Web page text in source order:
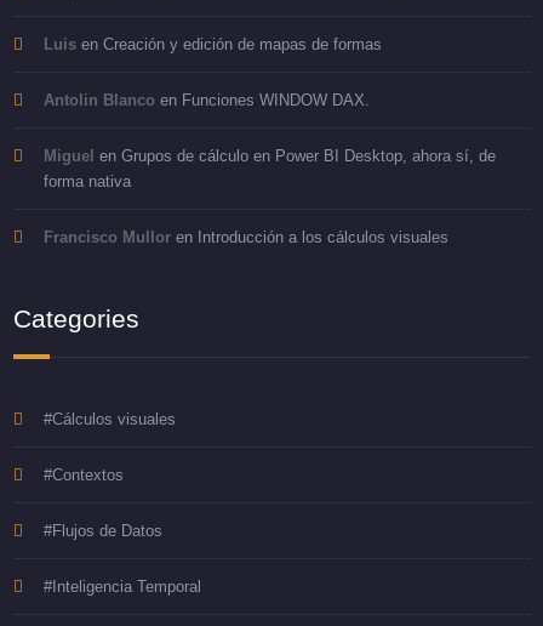
Luisen Creación y edición de mapas de formas
Antolin Blancoen Funciones WINDOW DAX.
Miguel en Grupos de cálculo en Power BI Desktop, ahora sí, de
forma nativa
Francisco Mulloren Introducción a los cálculos visuales
Categories
#Cálculos visuales
#Contextos
#Flujos de Datos
#Inteligencia Temporal